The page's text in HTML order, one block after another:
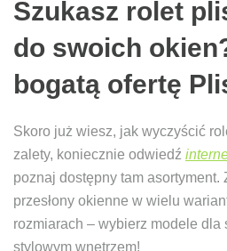
Szukasz rolet
do swoich
bogatą ofertę
Skoro już wiesz, jak wyczyścić
zalety, koniecznie odwiedź
poznaj dostępny tam asortyment.
przesłony okienne w wielu
rozmiarach – wybierz modele dla
stylowym wnętrzem!